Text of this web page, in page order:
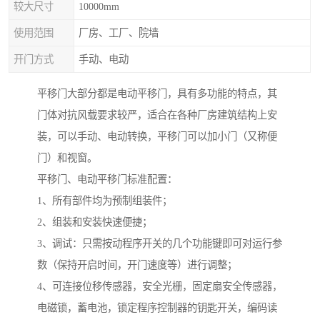
较大尺寸 10000mm
使用范围 厂房、工厂、院墙
开门方式 手动、电动
平移门大部分都是电动平移门，具有多功能的特点，其
门体对抗风载要求较严，适合在各种厂房建筑结构上安
装，可以手动、电动转换，平移门可以加小门（又称便
门）和视窗。
平移门、电动平移门标准配置：
1、所有部件均为预制组装件；
2、组装和安装快速便捷；
3、调试：只需按动程序开关的几个功能键即可对运行参
数（保持开启时间，开门速度等）进行调整；
4、可连接位移传感器，安全光栅，固定扇安全传感器，
电磁锁，蓄电池，锁定程序控制器的钥匙开关，编码读